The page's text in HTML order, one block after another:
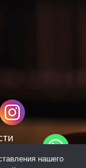
нашего